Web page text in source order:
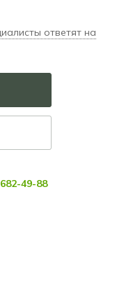
ответят на
49-88